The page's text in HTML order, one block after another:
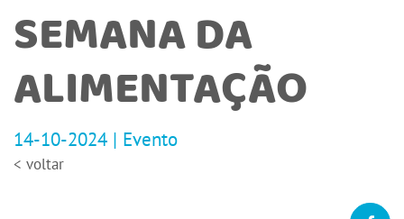
SEMANA DA
ALIMENTAÇÃO
14-10-2024 | Evento
< voltar